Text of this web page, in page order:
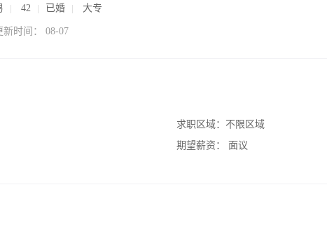
42 已婚 大专
新时间： 08-07
求职区域： 不限区域
期望薪资：
面议